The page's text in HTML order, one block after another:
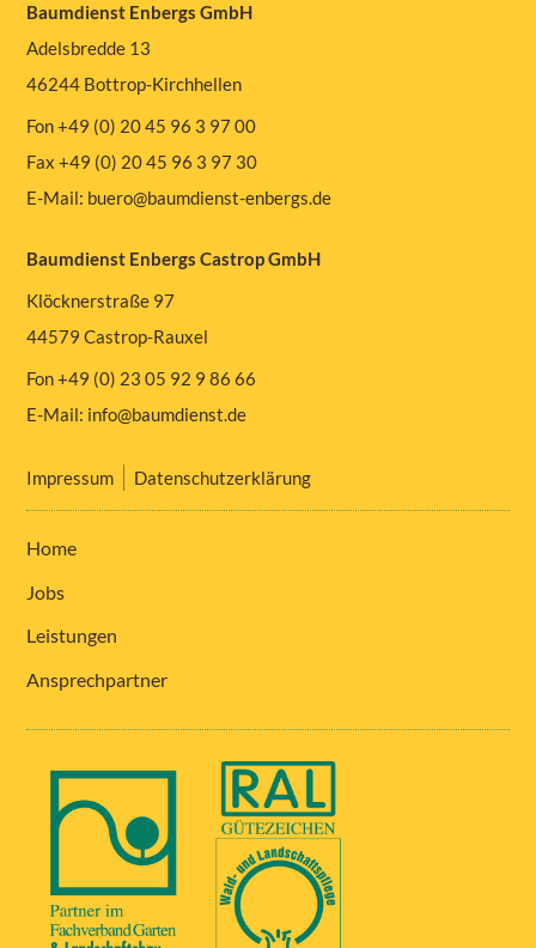
Baumdienst Enbergs GmbH
Adelsbredde 13
46244 Bottrop-Kirchhellen
Fon +49 (0) 20 45 96 3 97 00
Fax +49 (0) 20 45 96 3 97 30
E-Mail: buero@baumdienst-enbergs.de
Baumdienst Enbergs Castrop GmbH
Klöcknerstraße 97
44579 Castrop-Rauxel
Fon +49 (0) 23 05 92 9 86 66
E-Mail: info@baumdienst.de
Impressum Datenschutzerklärung
Home
Jobs
Leistungen
Ansprechpartner